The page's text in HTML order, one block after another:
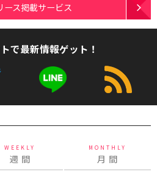
ース掲載サービス
で最新情報ゲット！
WEEKLY
週 間
MONTHLY
月 間